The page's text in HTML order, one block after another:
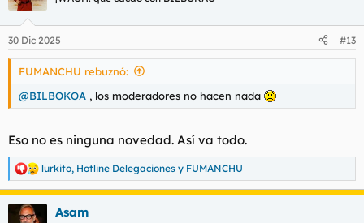
i
e
s
30 Dic 2025 #13
FUMANCHU rebuznó:
@BILBOKOA , los moderadores no hacen nada
Eso no es ninguna novedad. Así va todo.
R
e
lurkito, Hotline Delegaciones y FUMANCHU
Asam